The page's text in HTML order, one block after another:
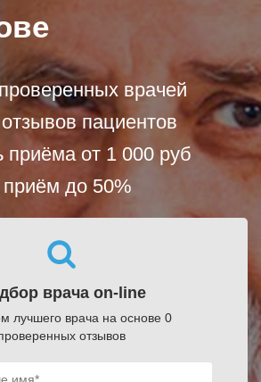
врачей
пациентов
приёма от 1 000 руб
до 50%
врача on-line
лучшего врача на основе 0
отзывов